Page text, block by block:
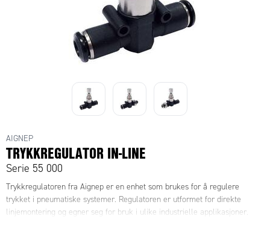
AIGNEP
TRYKKREGULATOR IN-LINE
Serie 55 000
Trykkregulatoren fra Aignep er en enhet som brukes for å regulere
trykket i pneumatiske systemer. Regulatoren er utformet for direkte
linjemontering og egner seg for bruk i ulike industrielle applikasjoner.